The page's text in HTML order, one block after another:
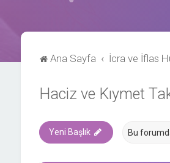
Ana Sayfa İcra ve İflas
Haciz ve Kıymet
Yeni Başlık